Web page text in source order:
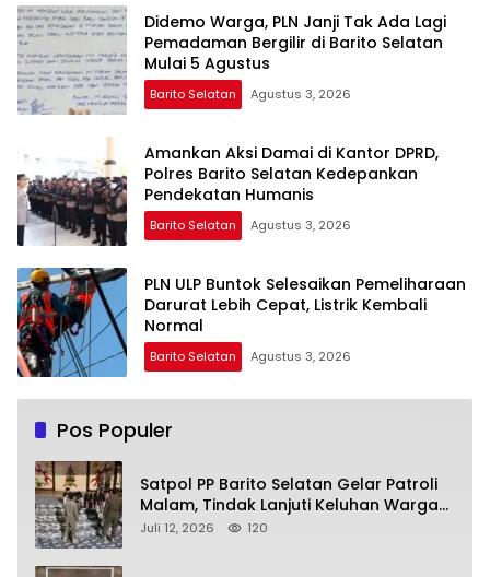
Didemo Warga, PLN Janji Tak Ada Lagi
Pemadaman Bergilir di Barito Selatan
Mulai 5 Agustus
Barito Selatan Agustus 3, 2026
Amankan Aksi Damai di Kantor DPRD,
Polres Barito Selatan Kedepankan
Pendekatan Humanis
Barito Selatan Agustus 3, 2026
PLN ULP Buntok Selesaikan Pemeliharaan
Darurat Lebih Cepat, Listrik Kembali
Normal
Barito Selatan Agustus 3, 2026
Pos Populer
Satpol PP Barito Selatan Gelar Patroli
Malam, Tindak Lanjuti Keluhan Warga
soal Balap Liar dan Remaja Nongkrong
Juli 12, 2026 120